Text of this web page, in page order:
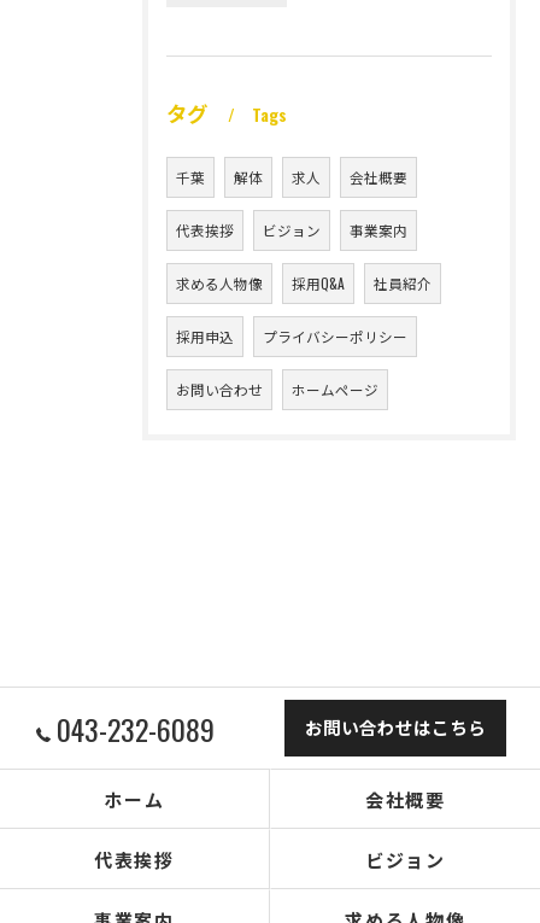
タグ Tags
千葉 解体 求人 会社概要
代表挨拶 ビジョン 事業案内
求める人物像 採用Q&A 社員紹介
採用申込 プライバシーポリシー
お問い合わせ ホームページ
043-232-6089 お問い合わせはこちら
ホーム 会社概要
代表挨拶 ビジョン